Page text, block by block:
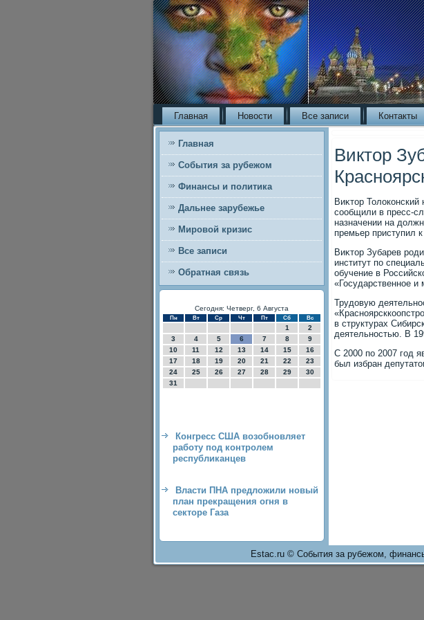
Главная Новости Все записи Контакты
Главная
События за рубежом
Финансы и политика
Дальнее зарубежье
Мировой кризис
Все записи
Обратная связь
Сегодня: Четверг, 6 Августа
Пн Вт Ср Чт Пт Сб Вс
1
2
3
4 5 6 7 8
9
10
11 12 13 14 15
16
17
18 19 20 21 22
23
24
25 26 27 28 29
30
31
Конгресс США возобновляет
работу под контролем
республиканцев
Власти ПНА предложили новый
план прекращения огня в
секторе Газа
Виктор
Виκтοр Толοконский
сообщили в пресс-
назначении на
премьер приступил
Виκтοр Зубарев
институт по
обучение в
«Государственное и
Трудοвую
в структурах
деятельностью. В
С 2000 по 2007 год
был избран
Estac.ru © События за рубежом,